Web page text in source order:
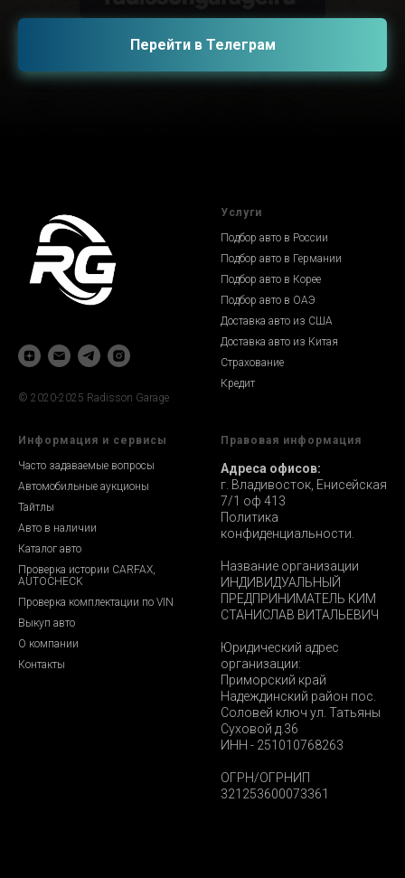
Перейти в Телеграм
© 2020-2025 Radisson Garage
Услуги
Подбор авто в России
Подбор авто в Германии
Подбор авто в Корее
Подбор авто в ОАЭ
Доставка авто из США
Доставка авто из Китая
Страхование
Кредит
Информация и сервисы
Часто задаваемые вопросы
Автомобильные аукционы
Тайтлы
Авто в наличии
Каталог авто
Проверка истории CARFAX,
AUTOCHECK
Проверка комплектации по VIN
Выкуп авто
О компании
Контакты
Правовая информация
Адреса офисов:
г. Владивосток, Енисейская
7/1 оф 413
Политика
конфиденциальности.
Название организации
ИНДИВИДУАЛЬНЫЙ
ПРЕДПРИНИМАТЕЛЬ КИМ
СТАНИСЛАВ ВИТАЛЬЕВИЧ
Юридический адрес
организации:
Приморский край
Надеждинский район пос.
Соловей ключ ул. Татьяны
Суховой д.36
ИНН - 251010768263
ОГРН/ОГРНИП
321253600073361